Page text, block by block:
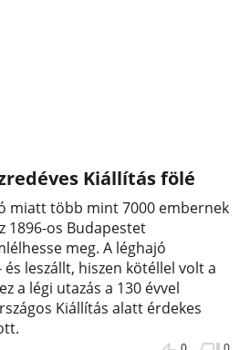
Kiállítás fölé
miatt több mint 7000 embernek
1896-os Budapestet
meg. A léghajó
leszállt, hiszen kötéllel volt a
a légi utazás a 130 évvel
Kiállítás alatt érdekes